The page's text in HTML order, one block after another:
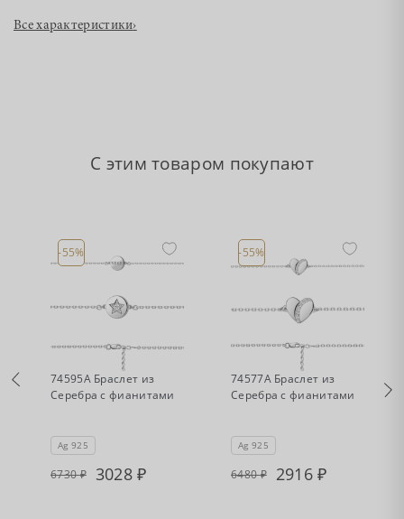
Все характеристики›
С этим товаром покупают
-55%
Есть в наличии
74595А Браслет из
Серебра с фианитами
Ag 925
6730 3028
-55%
Есть в наличии
74577А Браслет из
Серебра с фианитами
Ag 925
6480 2916